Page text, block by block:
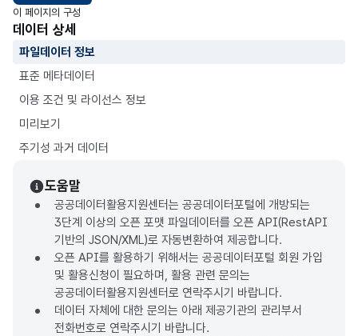
이 페이지의 구성
데이터 상세
파일데이터 정보
표준 메타데이터
이용 조건 및 라이선스 정보
미리보기
주기성 과거 데이터
도움말
공공데이터활용지원센터는 공공데이터포털에 개방되는
3단계 이상의 오픈 포맷 파일데이터를 오픈 API(RestAPI
기반의 JSON/XML)로 자동변환하여 제공합니다.
오픈 API를 활용하기 위해서는 공공데이터포털 회원 가입
및 활용신청이 필요하며, 활용 관련 문의는
공공데이터활용지원센터로 연락주시기 바랍니다.
데이터 자체에 대한 문의는 아래 제공기관의 관리부서
전화번호로 연락주시기 바랍니다.